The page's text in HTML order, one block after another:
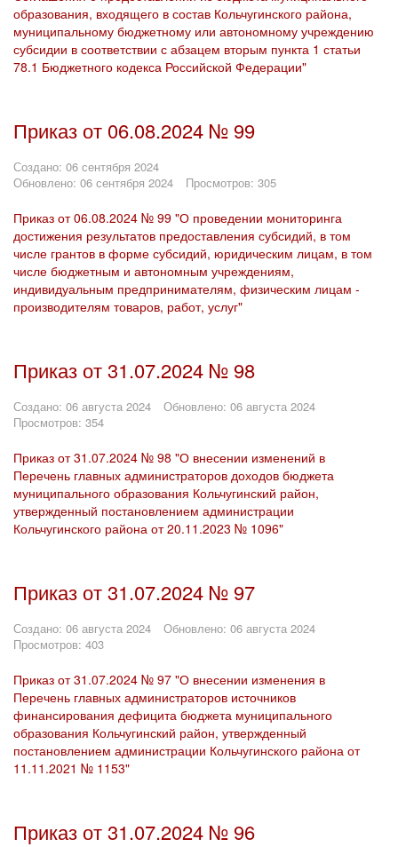
образования, входящего в состав Кольчугинского района,
муниципальному бюджетному или автономному учреждению
субсидии в соответствии с абзацем вторым пункта 1 статьи
78.1 Бюджетного кодекса Российской Федерации"
Приказ от 06.08.2024 № 99
Создано: 06 сентября 2024
Обновлено: 06 сентября 2024
Просмотров: 305
Приказ от 06.08.2024 № 99 "О проведении мониторинга
достижения результатов предоставления субсидий, в том
числе грантов в форме субсидий, юридическим лицам, в том
числе бюджетным и автономным учреждениям,
индивидуальным предпринимателям, физическим лицам -
производителям товаров, работ, услуг"
Приказ от 31.07.2024 № 98
Создано: 06 августа 2024
Обновлено: 06 августа 2024
Просмотров: 354
Приказ от 31.07.2024 № 98 "О внесении изменений в
Перечень главных администраторов доходов бюджета
муниципального образования Кольчугинский район,
утвержденный постановлением администрации
Кольчугинского района от 20.11.2023 № 1096"
Приказ от 31.07.2024 № 97
Создано: 06 августа 2024
Обновлено: 06 августа 2024
Просмотров: 403
Приказ от 31.07.2024 № 97 "О внесении изменения в
Перечень главных администраторов источников
финансирования дефицита бюджета муниципального
образования Кольчугинский район, утвержденный
постановлением администрации Кольчугинского района от
11.11.2021 № 1153"
Приказ от 31.07.2024 № 96